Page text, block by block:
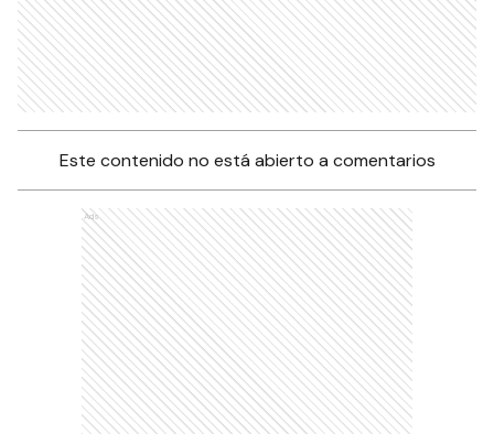
Este contenido no está abierto a comentarios
Ads